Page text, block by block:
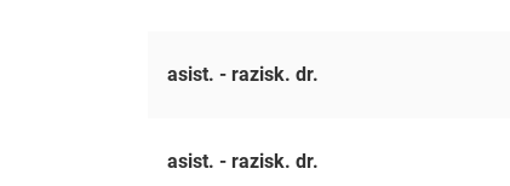
asist. - razisk. dr.
asist. - razisk. dr.